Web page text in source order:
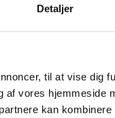
Detaljer
til at vise dig
vores hjemmeside
kan
forsiden Gå